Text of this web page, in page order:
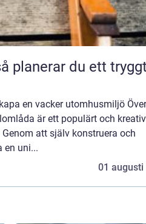
en vacker utomhusmiljö
är ett populärt och
att själv konstruera och
en uni...
01 augusti